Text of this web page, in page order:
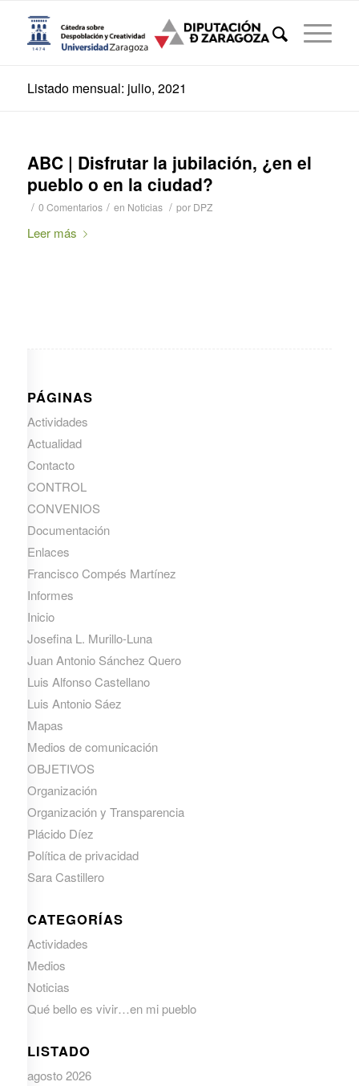
Listado mensual: julio, 2021
ABC | Disfrutar la jubilación, ¿en el
pueblo o en la ciudad?
/ 0 Comentarios / en Noticias / por DPZ
Leer más
PÁGINAS
Actividades
Actualidad
Contacto
CONTROL
CONVENIOS
Documentación
Enlaces
Francisco Compés Martínez
Informes
Inicio
Josefina L. Murillo-Luna
Juan Antonio Sánchez Quero
Luis Alfonso Castellano
Luis Antonio Sáez
Mapas
Medios de comunicación
OBJETIVOS
Organización
Organización y Transparencia
Plácido Díez
Política de privacidad
Sara Castillero
CATEGORÍAS
Actividades
Medios
Noticias
Qué bello es vivir…en mi pueblo
LISTADO
agosto 2026